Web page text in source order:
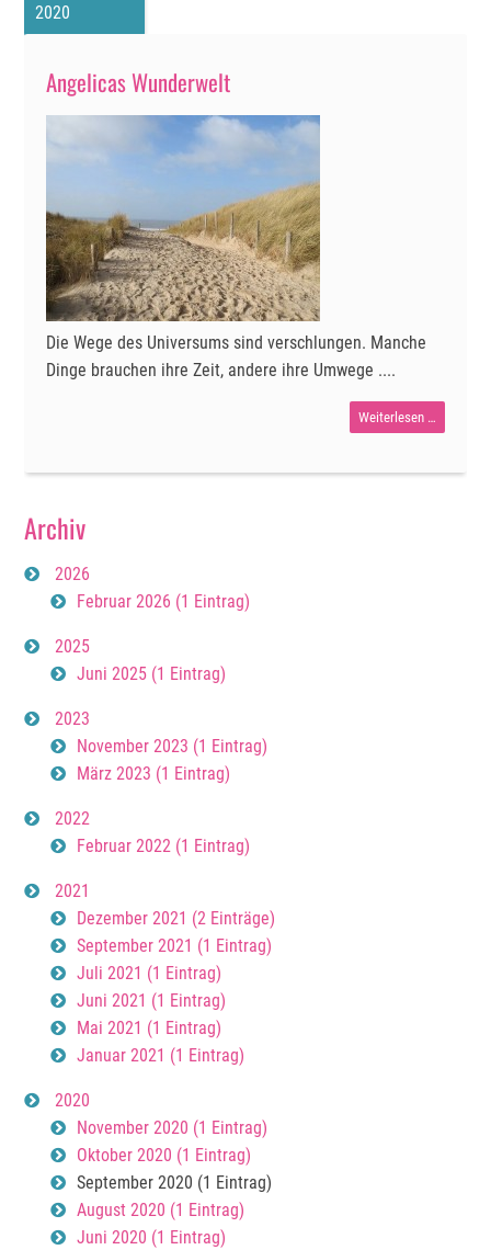
2020
Angelicas Wunderwelt
Die Wege des Universums sind verschlungen. Manche
Dinge brauchen ihre Zeit, andere ihre Umwege ....
Weiterlesen …Angelicas
Archiv
2026
Februar 2026 (1 Eintrag)
2025
Juni 2025 (1 Eintrag)
2023
November 2023 (1 Eintrag)
März 2023 (1 Eintrag)
2022
Februar 2022 (1 Eintrag)
2021
Dezember 2021 (2 Einträge)
September 2021 (1 Eintrag)
Juli 2021 (1 Eintrag)
Juni 2021 (1 Eintrag)
Mai 2021 (1 Eintrag)
Januar 2021 (1 Eintrag)
2020
November 2020 (1 Eintrag)
Oktober 2020 (1 Eintrag)
September 2020 (1 Eintrag)
August 2020 (1 Eintrag)
Juni 2020 (1 Eintrag)